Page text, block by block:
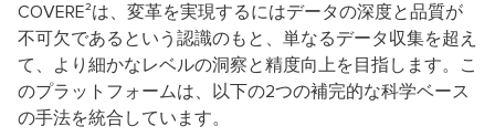
COVERE²は、変革を実現するにはデータの深度と品質が
不可欠であるという認識のもと、単なるデータ収集を超え
て、より細かなレベルの洞察と精度向上を目指します。こ
のプラットフォームは、以下の2つの補完的な科学ベース
の手法を統合しています。